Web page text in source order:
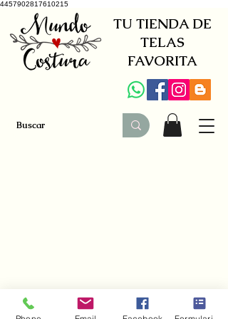
4457902817610215
TU TIENDA DE
TELAS
FAVORITA
+34 941579600 +34 650030142